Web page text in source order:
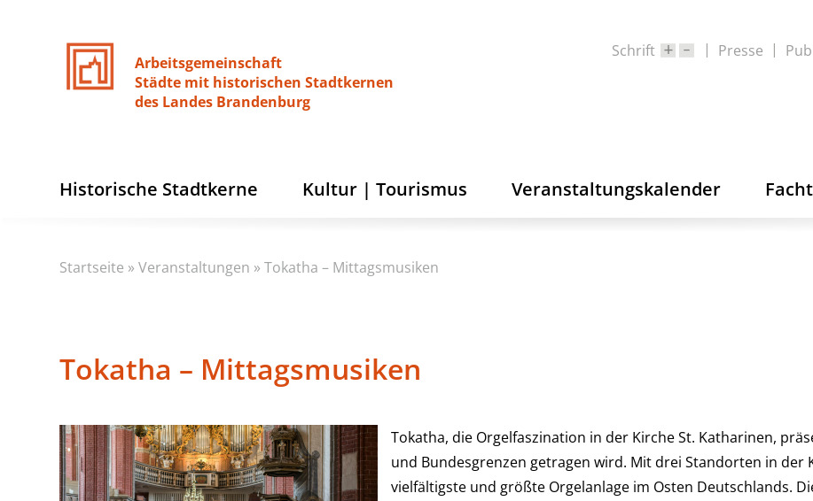
Arbeitsgemeinschaft
Städte mit historischen Stadtkernen
des Landes Brandenburg
Schrift Presse
Historische Stadtkerne Kultur | Tourismus Veranstaltungskalender
Startseite »Veranstaltungen »Tokatha – Mittagsmusiken
Tokatha – Mittagsmusiken
Tokatha, die Orgelfaszination in der Kirche St. Katharinen,
und Bundesgrenzen getragen wird. Mit drei Standorten in
vielfältigste und größte Orgelanlage im Osten Deutschlands.